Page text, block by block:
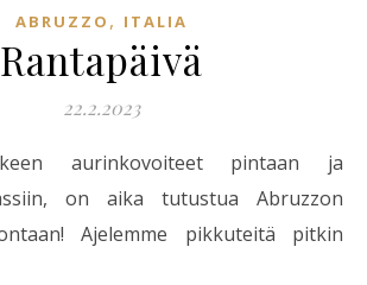
ABRUZZO , ITALIA
Rantapäivä
22.2.2023
on aika tutustua Abruzzon
Ajelemme pikkuteitä pitkin